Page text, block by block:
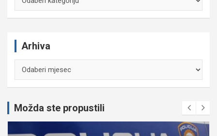
Arhiva
Možda ste propustili